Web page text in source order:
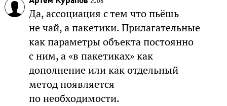
Да, ассоциация с тем что пьёшь
не чай, а пакетики. Прилагательные
как параметры объекта постоянно
с ним, а «в пакетиках» как
дополнение или как отдельный
метод появляется
по необходимости.